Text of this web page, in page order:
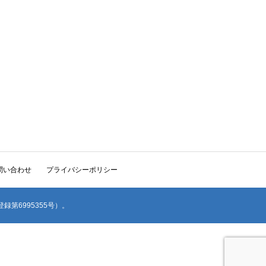
い合わせ プライバシーポリシー
第6995355号）。